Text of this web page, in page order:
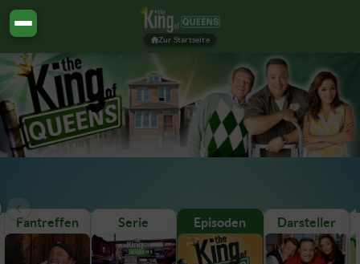
Zur Startseite
Fantreffen Serie Episoden Darsteller